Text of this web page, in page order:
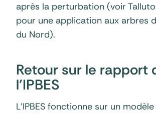
après la perturbation (voir
pour une application aux arbres
du Nord).
Retour sur le rapport
l’IPBES
L’IPBES fonctionne sur un